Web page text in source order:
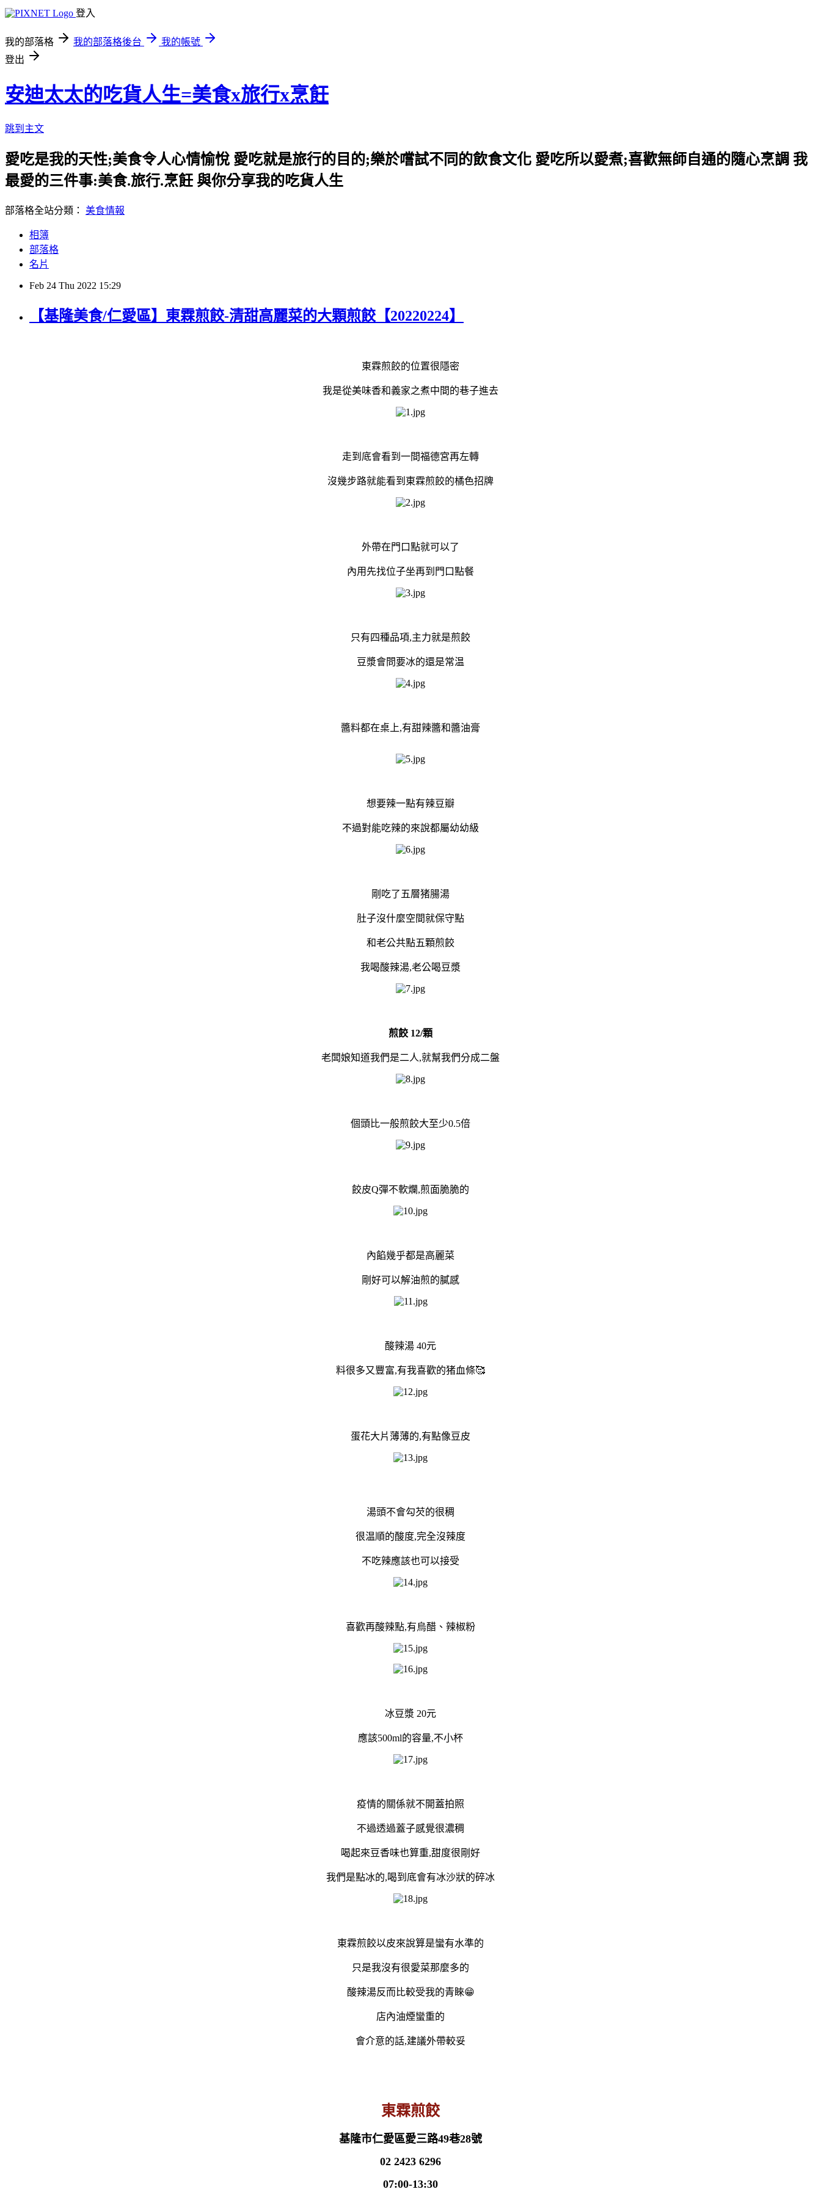
登入
我的部落格 我的部落格後台
我的帳號
登出
安迪太太的吃貨人生=美食x旅行x烹飪
跳到主文
愛吃是我的天性;美食令人心情愉悅 愛吃就是旅行的目的;樂於嚐試不同的飲食文化 愛吃所以愛煮;喜歡無師自通的隨心烹調 我
最愛的三件事:美食.旅行.烹飪 與你分享我的吃貨人生
部落格全站分類： 美食情報
相簿
部落格
名片
Feb 24 Thu 2022 15:29
【基隆美食/仁愛區】東霖煎餃-清甜高麗菜的大顆煎餃【20220224】
東霖煎餃的位置很隱密
我是從美味香和義家之煮中間的巷子進去
走到底會看到一間福德宮再左轉
沒幾步路就能看到東霖煎餃的橘色招牌
外帶在門口點就可以了
內用先找位子坐再到門口點餐
只有四種品項,主力就是煎餃
豆漿會問要冰的還是常温
醬料都在桌上,有甜辣醬和醬油膏
想要辣一點有辣豆瓣
不過對能吃辣的來說都屬幼幼級
剛吃了五層猪腸湯
肚子沒什麼空間就保守點
和老公共點五顆煎餃
我喝酸辣湯,老公喝豆漿
煎餃 12/顆
老闆娘知道我們是二人,就幫我們分成二盤
個頭比一般煎餃大至少0.5倍
餃皮Q彈不軟爛,煎面脆脆的
內餡幾乎都是高麗菜
剛好可以解油煎的膩感
酸辣湯 40元
料很多又豐富,有我喜歡的猪血條🥰
蛋花大片薄薄的,有點像豆皮
湯頭不會勾芡的很稠
很温順的酸度,完全沒辣度
不吃辣應該也可以接受
喜歡再酸辣點,有烏醋、辣椒粉
冰豆漿 20元
應該500ml的容量,不小杯
疫情的關係就不開蓋拍照
不過透過蓋子感覺很濃稠
喝起來豆香味也算重,甜度很剛好
我們是點冰的,喝到底會有冰沙狀的碎冰
東霖煎餃以皮來說算是蠻有水準的
只是我沒有很愛菜那麼多的
酸辣湯反而比較受我的青睞😁
店內油煙蠻重的
會介意的話,建議外帶較妥
東霖煎餃
基隆市仁愛區愛三路49巷28號
02 2423 6296
07:00-13:30